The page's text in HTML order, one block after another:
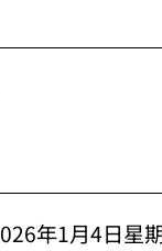
年1月4日星